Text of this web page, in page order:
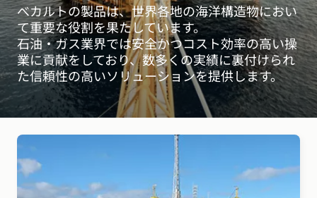
べカルトの製品は、世界各地の海洋構造物におい
て重要な役割を果たしています。
石油・ガス業界では安全かつコスト効率の高い操
業に貢献をしており、数多くの実績に裏付けられ
た信頼性の高いソリューションを提供します。